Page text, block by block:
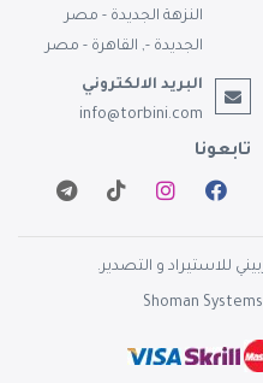
النزهة الجديدة - مصر
الجديدة -, القاهرة - مصر
البريد الالكتروني
info@torbini.com
تابعونا
Shoman Systems